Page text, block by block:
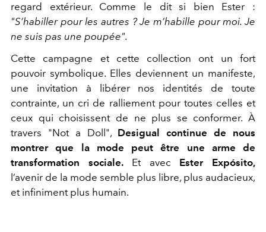
regard extérieur. Comme le dit si bien Ester :
"S’habiller pour les autres ? Je m’habille pour moi. Je
ne suis pas une poupée".
Cette campagne et cette collection ont un fort
pouvoir symbolique. Elles deviennent un manifeste,
une invitation à libérer nos identités de toute
contrainte, un cri de ralliement pour toutes celles et
ceux qui choisissent de ne plus se conformer. À
travers "Not a Doll", Desigual continue de nous
montrer que la mode peut être une arme de
transformation sociale.Et avec Ester Expósito,
l’avenir de la mode semble plus libre, plus audacieux,
et infiniment plus humain.